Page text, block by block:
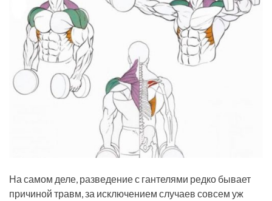
На самом деле, разведение с гантелями редко бывает
причиной травм, за исключением случаев совсем уж